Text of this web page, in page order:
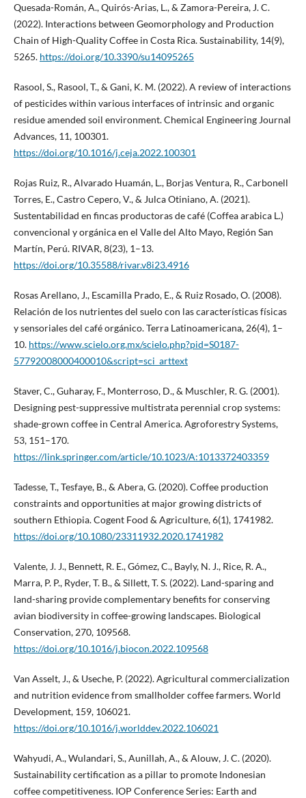
Quesada-Román, A., Quirós-Arias, L., & Zamora-Pereira, J. C.
(2022). Interactions between Geomorphology and Production
Chain of High-Quality Coffee in Costa Rica. Sustainability, 14(9),
5265. https://doi.org/10.3390/su14095265
Rasool, S., Rasool, T., & Gani, K. M. (2022). A review of interactions
of pesticides within various interfaces of intrinsic and organic
residue amended soil environment. Chemical Engineering Journal
Advances, 11, 100301.
https://doi.org/10.1016/j.ceja.2022.100301
Rojas Ruiz, R., Alvarado Huamán, L., Borjas Ventura, R., Carbonell
Torres, E., Castro Cepero, V., & Julca Otiniano, A. (2021).
Sustentabilidad en fincas productoras de café (Coffea arabica L.)
convencional y orgánica en el Valle del Alto Mayo, Región San
Martín, Perú. RIVAR, 8(23), 1–13.
https://doi.org/10.35588/rivar.v8i23.4916
Rosas Arellano, J., Escamilla Prado, E., & Ruiz Rosado, O. (2008).
Relación de los nutrientes del suelo con las características físicas
y sensoriales del café orgánico. Terra Latinoamericana, 26(4), 1–
10. https://www.scielo.org.mx/scielo.php?pid=S0187-
57792008000400010&script=sci_arttext
Staver, C., Guharay, F., Monterroso, D., & Muschler, R. G. (2001).
Designing pest-suppressive multistrata perennial crop systems:
shade-grown coffee in Central America. Agroforestry Systems,
53, 151–170.
https://link.springer.com/article/10.1023/A:1013372403359
Tadesse, T., Tesfaye, B., & Abera, G. (2020). Coffee production
constraints and opportunities at major growing districts of
southern Ethiopia. Cogent Food & Agriculture, 6(1), 1741982.
https://doi.org/10.1080/23311932.2020.1741982
Valente, J. J., Bennett, R. E., Gómez, C., Bayly, N. J., Rice, R. A.,
Marra, P. P., Ryder, T. B., & Sillett, T. S. (2022). Land-sparing and
land-sharing provide complementary benefits for conserving
avian biodiversity in coffee-growing landscapes. Biological
Conservation, 270, 109568.
https://doi.org/10.1016/j.biocon.2022.109568
Van Asselt, J., & Useche, P. (2022). Agricultural commercialization
and nutrition evidence from smallholder coffee farmers. World
Development, 159, 106021.
https://doi.org/10.1016/j.worlddev.2022.106021
Wahyudi, A., Wulandari, S., Aunillah, A., & Alouw, J. C. (2020).
Sustainability certification as a pillar to promote Indonesian
coffee competitiveness. IOP Conference Series: Earth and